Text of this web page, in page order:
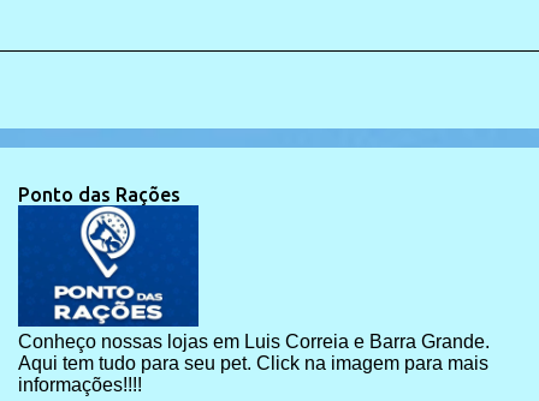
Ponto das Rações
Conheço nossas lojas em Luis Correia e Barra Grande.
Aqui tem tudo para seu pet. Click na imagem para mais
informações!!!!